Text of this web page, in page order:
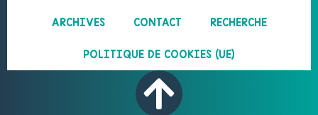
ARCHIVES CONTACT RECHERCHE
POLITIQUE DE COOKIES (UE)